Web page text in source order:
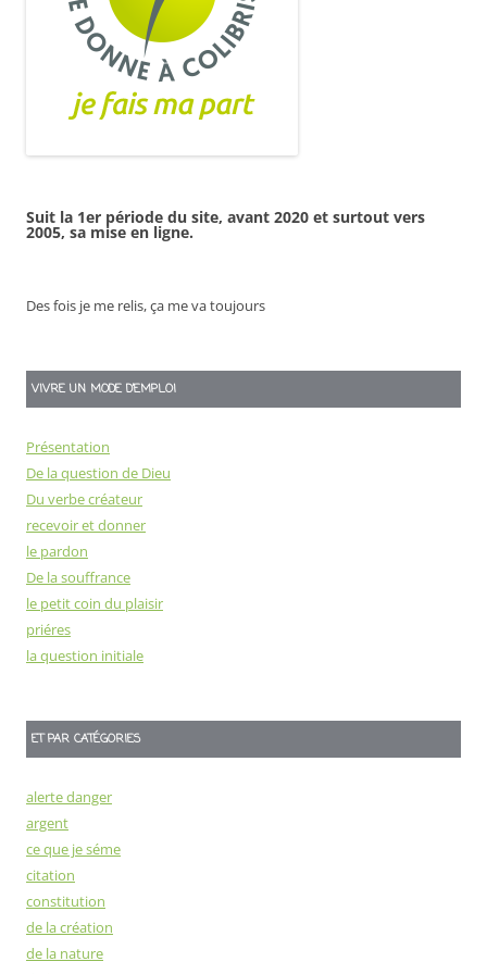
Suit la 1er période du site, avant 2020 et surtout vers
2005, sa mise en ligne.
Des fois je me relis, ça me va toujours
VIVRE UN MODE D’EMPLOI
Présentation
De la question de Dieu
Du verbe créateur
recevoir et donner
le pardon
De la souffrance
le petit coin du plaisir
priéres
la question initiale
ET PAR CATÉGORIES
alerte danger
argent
ce que je séme
citation
constitution
de la création
de la nature